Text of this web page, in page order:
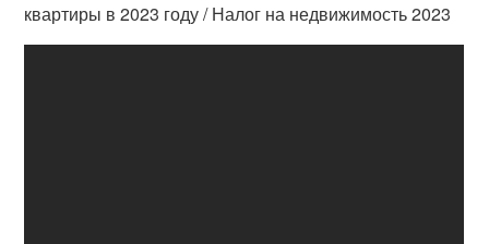
квартиры в 2023 году / Налог на недвижимость 2023